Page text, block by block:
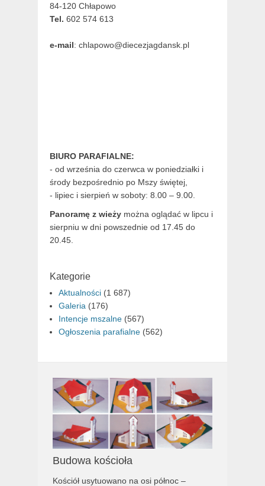
84-120 Chłapowo
Tel. 602 574 613
e-mail: chlapowo@diecezjagdansk.pl
BIURO PARAFIALNE:
- od września do czerwca w poniedziałki i
środy bezpośrednio po Mszy świętej,
- lipiec i sierpień w soboty: 8.00 – 9.00.
Panoramę z wieży można oglądać w lipcu i
sierpniu w dni powszednie od 17.45 do
20.45.
Kategorie
Aktualności (1 687)
Galeria (176)
Intencje mszalne (567)
Ogłoszenia parafialne (562)
Budowa kościoła
Kościół usytuowano na osi północ –